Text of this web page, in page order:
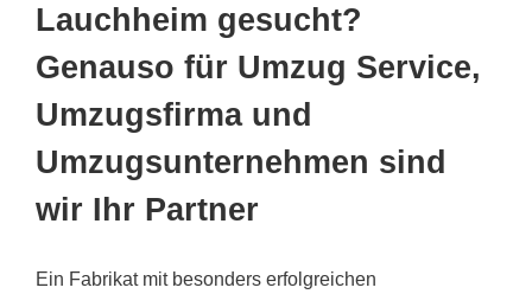
Lauchheim gesucht?
Genauso für Umzug Service,
Umzugsfirma und
Umzugsunternehmen sind
wir Ihr Partner
Ein Fabrikat mit besonders erfolgreichen